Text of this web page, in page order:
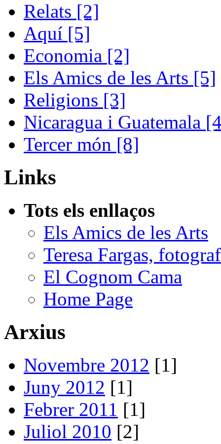
Relats [2]
Aquí [5]
Economia [2]
Els Amics de les Arts [5]
Religions [3]
Nicaragua i Guatemala
Tercer món [8]
Links
Tots els enllaços
Els Amics de les Arts
Teresa Fargas,
El Cognom Cama
Home Page
Arxius
Novembre 2012 [1]
Juny 2012 [1]
Febrer 2011 [1]
Juliol 2010 [2]